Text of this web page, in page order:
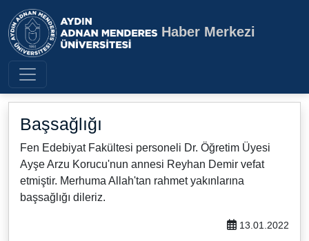
Aydın Adnan Menderes
Haber Merkezi
Başsağlığı
Fen Edebiyat Fakültesi personeli Dr. Öğretim Üyesi
Ayşe Arzu Korucu'nun annesi Reyhan Demir vefat
etmiştir. Merhuma Allah'tan rahmet yakınlarına
başsağlığı dileriz.
13.01.2022